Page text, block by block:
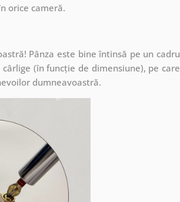
orice cameră.
Pânza este bine întinsă pe un cadru
(în funcție de dimensiune), pe care
dumneavoastră.